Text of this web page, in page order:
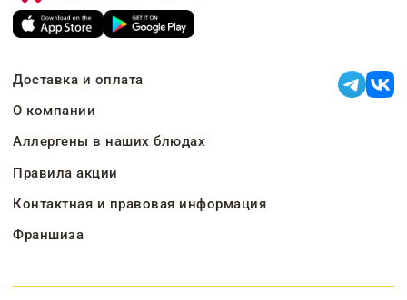
Доставка и оплата
О компании
Аллергены в наших блюдах
Правила акции
Контактная и правовая информация
Франшиза